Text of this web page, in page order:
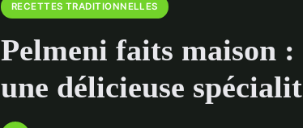
RECETTES TRADITIONNELLES
Pelmeni faits maison
une délicieuse